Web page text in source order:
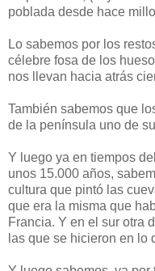
poblada desde hace
Lo sabemos por los
célebre fosa de los
nos llevan hacia atrás
También sabemos que
de la península uno de
Y luego ya en tiempos
unos 15.000 años,
cultura que pintó las
que era la misma que
Francia. Y en el sur otra
las que se hicieron en lo